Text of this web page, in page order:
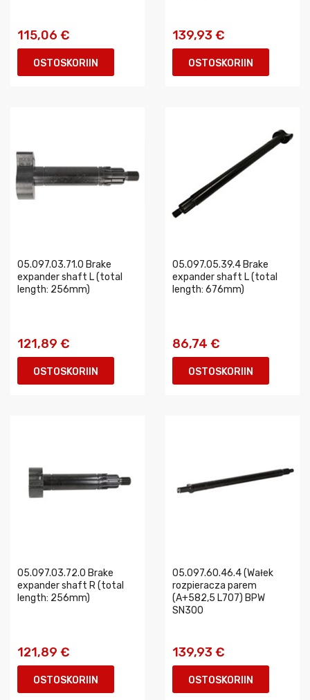
115,06 €
OSTOSKORIIN
139,93 €
OSTOSKORIIN
05.097.03.71.0 Brake
expander shaft L (total
length: 256mm)
121,89 €
OSTOSKORIIN
05.097.05.39.4 Brake
expander shaft L (total
length: 676mm)
86,74 €
OSTOSKORIIN
05.097.03.72.0 Brake
expander shaft R (total
length: 256mm)
121,89 €
OSTOSKORIIN
05.097.60.46.4 (Wałek
rozpieracza parem
(A+582,5 L707) BPW
SN300
139,93 €
OSTOSKORIIN